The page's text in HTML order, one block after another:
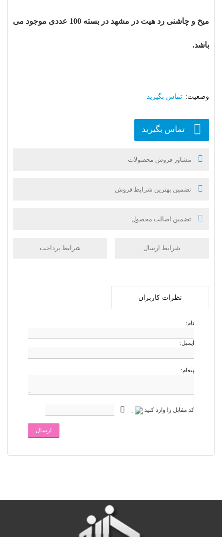
میخ و چاشنی رد هیت در مشهد در بسته 100 عددی موجود می
باشد.
تماس بگیرید
تماس بگیرید
مشاور فروش محصولات
تضمین بهترین شرایط فروش
تضمین اصالت محصول
شرایط ارسال شرایط پرداخت
نظرات کاربران
نام:
ایمیل:
پیغام:
کد مقابل را وارد کنید
ارسال